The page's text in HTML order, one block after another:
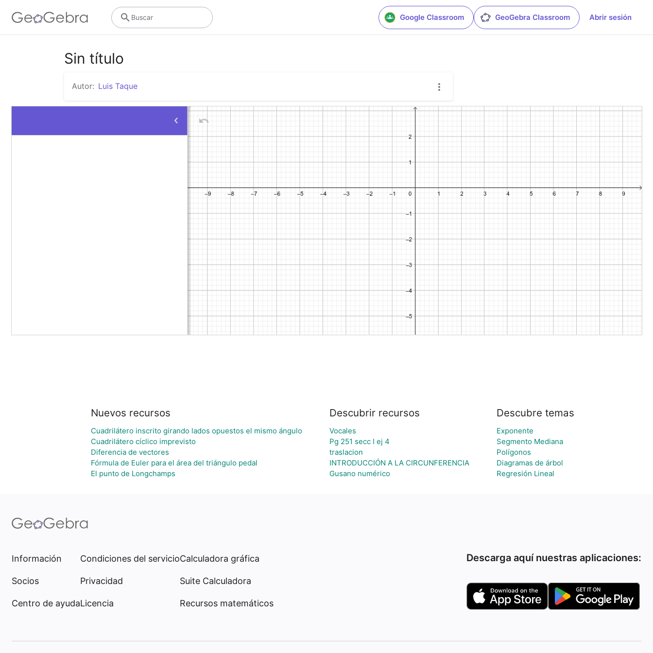
Google Classroom GeoGebra Classroom Abrir sesión
Buscar
Sin título
Autor: Luis Taque
Nuevos recursos
Cuadrilátero inscrito girando lados opuestos el mismo ángulo
Cuadrilátero cíclico imprevisto
Diferencia de vectores
Fórmula de Euler para el área del triángulo pedal
El punto de Longchamps
Descubrir recursos
Vocales
Pg 251 secc I ej 4
traslacion
INTRODUCCIÓN A LA CIRCUNFERENCIA
Gusano numérico
Descubre temas
Exponente
Segmento Mediana
Polígonos
Diagramas de árbol
Regresión Lineal
Información
Socios
Centro de ayuda
Condiciones del servicio
Privacidad
Licencia
Calculadora gráfica
Suite Calculadora
Recursos matemáticos
Descarga aquí nuestras aplicaciones: